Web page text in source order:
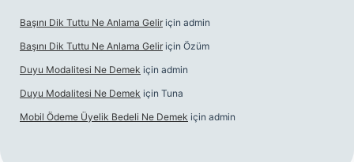
Başını Dik Tuttu Ne Anlama Gelir için admin
Başını Dik Tuttu Ne Anlama Gelir için Özüm
Duyu Modalitesi Ne Demek için admin
Duyu Modalitesi Ne Demek için Tuna
Mobil Ödeme Üyelik Bedeli Ne Demek için admin